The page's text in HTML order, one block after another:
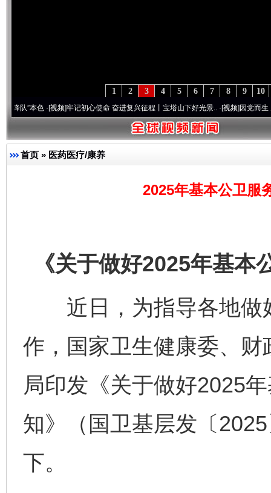
10
9
8
7
6
5
4
3
2
1
·[视频]牢记初心使命 奋进复兴征程丨宝塔山下好光景..·[视频]因党而生 为党而战
首页 » 医药医疗/康养
2025年基本公卫服
《关于做好2025年基
近日，为指导各地做
作，国家卫生健康委、
局印发《关于做好2025
知》（国卫基层发〔
下。